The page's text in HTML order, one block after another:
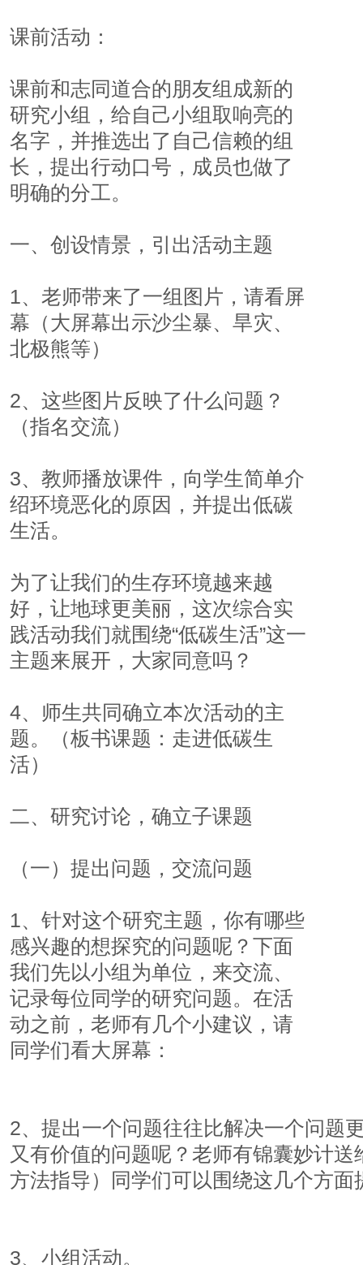
课前活动：
课前和志同道合的朋友组成新的
研究小组，给自己小组取响亮的
名字，并推选出了自己信赖的组
长，提出行动口号，成员也做了
明确的分工。
一、创设情景，引出活动主题
1、老师带来了一组图片，请看屏
幕（大屏幕出示沙尘暴、旱灾、
北极熊等）
2、这些图片反映了什么问题？
（指名交流）
3、教师播放课件，向学生简单介
绍环境恶化的原因，并提出低碳
生活。
为了让我们的生存环境越来越
好，让地球更美丽，这次综合实
践活动我们就围绕“低碳生活”这一
主题来展开，大家同意吗？
4、师生共同确立本次活动的主
题。（板书课题：走进低碳生
活）
二、研究讨论，确立子课题
（一）提出问题，交流问题
1、针对这个研究主题，你有哪些
感兴趣的想探究的问题呢？下面
我们先以小组为单位，来交流、
记录每位同学的研究问题。在活
动之前，老师有几个小建议，请
同学们看大屏幕：
2、提出一个问题往往比解决一个问题
又有价值的问题呢？老师有锦囊妙计
方法指导）同学们可以围绕这几个方面
3、小组活动。